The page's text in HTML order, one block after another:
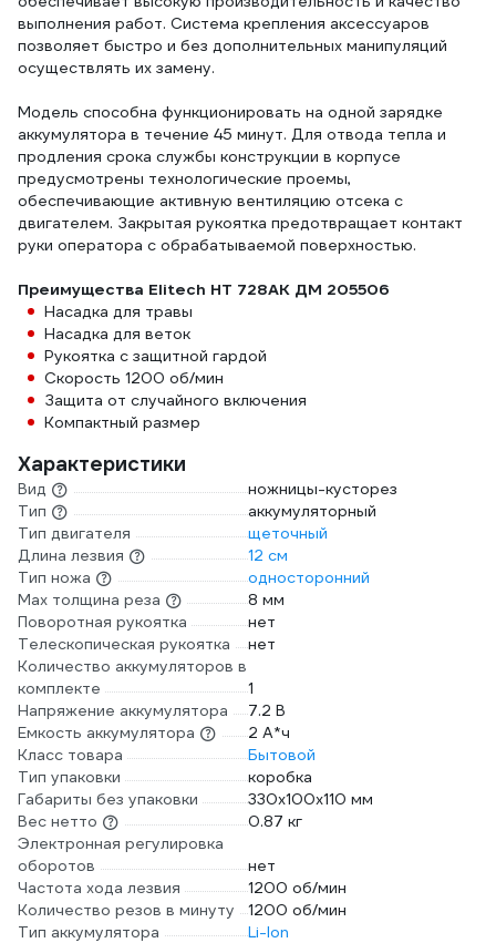
выполнения работ. Система крепления аксессуаров
позволяет быстро и без дополнительных манипуляций
осуществлять их замену.
Модель способна функционировать на одной зарядке
аккумулятора в течение 45 минут. Для отвода тепла и
продления срока службы конструкции в корпусе
предусмотрены технологические проемы,
обеспечивающие активную вентиляцию отсека с
двигателем. Закрытая рукоятка предотвращает контакт
руки оператора с обрабатываемой поверхностью.
Преимущества Elitech НТ 728АК ДМ 205506
Насадка для травы
Насадка для веток
Рукоятка с защитной гардой
Скорость 1200 об/мин
Защита от случайного включения
Компактный размер
Характеристики
Вид
ножницы-кусторез
Тип
аккумуляторный
Тип двигателя
щеточный
Длина лезвия
12 см
Тип ножа
односторонний
Мах толщина реза
8 мм
Поворотная рукоятка
нет
Телескопическая рукоятка
нет
Количество аккумуляторов в
комплекте
1
Напряжение аккумулятора
7.2 В
Емкость аккумулятора
2 А*ч
Класс товара
Бытовой
Тип упаковки
коробка
Габариты без упаковки
330x100x110 мм
Вес нетто
0.87 кг
Электронная регулировка
оборотов
нет
Частота хода лезвия
1200 об/мин
Количество резов в минуту
1200 об/мин
Тип аккумулятора
Li-lon